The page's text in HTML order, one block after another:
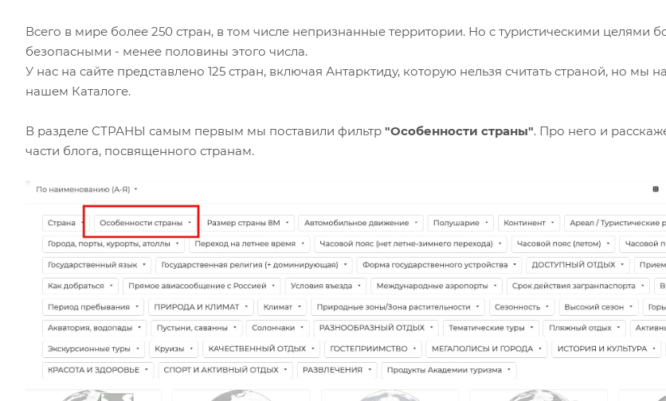
Всего в мире более 250 стран, в том числе непризнанные территории. Но с туристическими целями
безопасными - менее половины этого числа.
У нас на сайте представлено 125 стран, включая Антарктиду, которую нельзя считать страной, но мы
нашем Каталоге.
В разделе СТРАНЫ самым первым мы поставили фильтр "Особенности страны". Про него и
части блога, посвященного странам.